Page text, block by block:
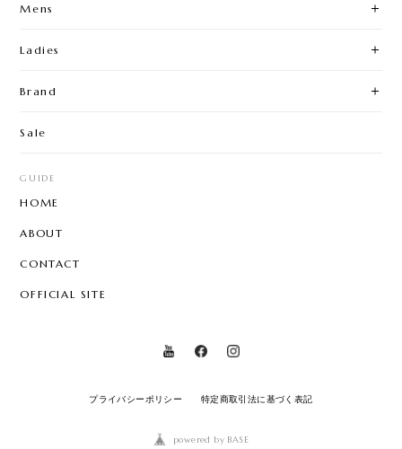
Mens
Ladies
Brand
Sale
GUIDE
HOME
ABOUT
CONTACT
OFFICIAL SITE
プライバシーポリシー 特定商取引法に基づく表記
powered by BASE